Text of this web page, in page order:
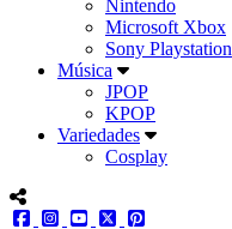
Nintendo
Microsoft Xbox
Sony Playstation
Música
JPOP
KPOP
Variedades
Cosplay
menu redes social
facebookinstagram
youtube
twitter